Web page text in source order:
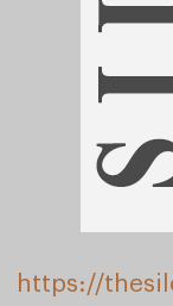
https://